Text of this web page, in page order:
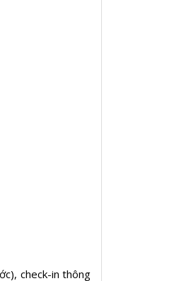
check-in thông